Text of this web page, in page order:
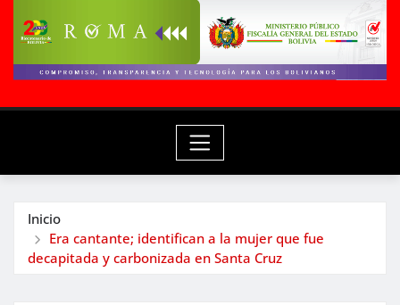
Inicio
Era cantante; identifican a la mujer que fue
decapitada y carbonizada en Santa Cruz